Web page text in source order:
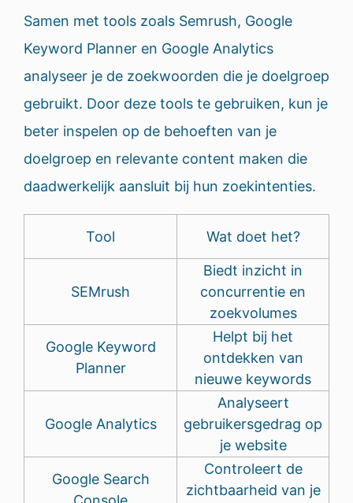
Samen met tools zoals Semrush, Google
Keyword Planner en Google Analytics
analyseer je de zoekwoorden die je doelgroep
gebruikt. Door deze tools te gebruiken, kun je
beter inspelen op de behoeften van je
doelgroep en relevante content maken die
daadwerkelijk aansluit bij hun zoekintenties.
Tool Wat doet het?
SEMrush
Biedt inzicht in
concurrentie en
zoekvolumes
Google Keyword
Planner
Helpt bij het
ontdekken van
nieuwe keywords
Google Analytics
Analyseert
gebruikersgedrag op
je website
Google Search
Controleert de
zichtbaarheid van je